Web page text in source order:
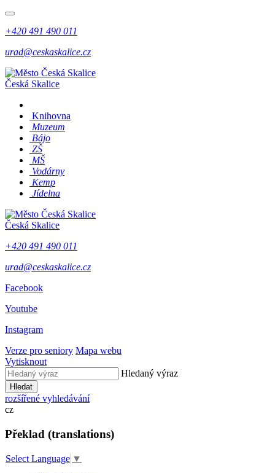
+420 491 490 011
urad@ceskaskalice.cz
Česká Skalice
Knihovna
Muzeum
Bájo
ZŠ
MŠ
Vodárny
Kemp
Jídelna
Česká Skalice
+420 491 490 011
urad@ceskaskalice.cz
Facebook
Youtube
Instagram
Verze pro seniory Mapa webu
Vytisknout
Hledaný výraz
Hledat
rozšířené vyhledávání
cz
Překlad (translations)
Select Language ▼